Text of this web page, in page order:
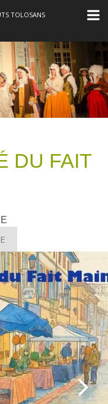
TOLOSANS
DU FAIT